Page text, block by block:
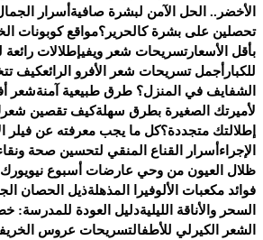
الأخضر.. الحل الآمن لبشرة صافية أسرار
تحصلين على بشرة كالحرير؟مواقع كوبونات
بأقل الأسعارتسريحات شعر ويفيإطلالات
للكبار أجمل تسريحات شعر الأفرو الرائعكيف
الشفايف في المنزل؟ طرق طبيعية آمنةشعر
لأميرتك الصغيرة بطرق سهلةكيف تقصين شعرك
إطلالتك متجددة؟كل ما يجب معرفته عن فيلر
الإجراء أسرار القناع المنقي لتحسين صحة
ظلال العيون من وحي عارضات أسبوع نيويورك 2026
فوائد مكعبات الألوفيرا المذهلةذيل الحصان
السحر والأناقة الليليةدليل العودة للمدرسة:
الشعر الكيرلي للأطفالتسريحات عروس الخريف